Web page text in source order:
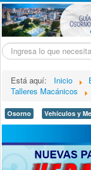
Buscar...
Está aquí: Inicio
Talleres Macánicos
Osorno Vehículos y